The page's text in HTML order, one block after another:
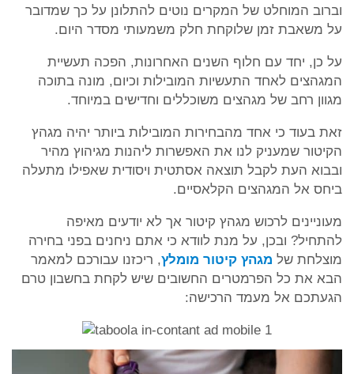
וברוב המוחלט של המקרים נוטים להתלונן על כך שמדובר
על משאבת זמן שלוקחת חלק משמעותי מסדר היום.
על כן, יחד עם חלוף השנים האחרונות, הפכה תעשיית
המגהצים לאחד התעשיות המובילות וכיום, מונה בתוכה
מגוון רחב של מגהצים משוכללים וחדישים במיוחד.
זאת בעוד כי אחד מהבחירות המובילות ביותר יהיה מגהץ
הקיטור שמעניק לנו את האפשרות ליהנות מגיהוץ מהיר
ובבוא העת לקבל תוצאה אסתטית ויסודית שאפילו מתעלה
ביחס אל המגהצים הקלאסיים.
מעוניינים לרכוש מגהץ קיטור אך לא יודעים מאיפה
להתחיל? ובכן, על מנת לוודא כי אתם ניחנים בפני בחירה
מוצלחת של מגהץ קיטור מומלץ, ריכזנו עבורכם למאמר
הבא את כל הפרמטרים החשובים שיש לקחת בחשבון טרם
הגעתכם אל מעמד הרכישה: